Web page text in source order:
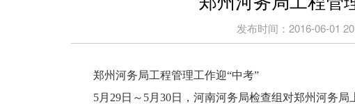
发布时间：2016-06-01
郑州河务局工程管理工作迎“中考”
5月29日～5月30日，河南河务局检查组对郑州河务局